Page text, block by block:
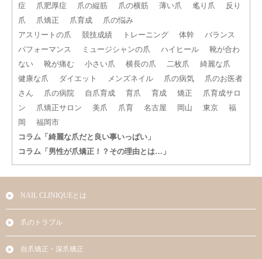
症
爪肥厚症 爪の縦筋 爪の横筋 薄い爪 毟り爪
反り
爪
爪矯正 爪育成
爪の悩み
アスリートの爪
競技成績 トレーニング 体幹
バランス
パフォーマンス
ミュージシャンの爪 ハイヒール
靴が合わ
ない
靴が痛む 小さい爪 横長の爪 二枚爪
綺麗な爪
健康な爪
ダイエット メンズネイル 爪の病気
爪のお医者
さん
爪の病院 自爪育成 育爪 育成 矯正
爪育成サロ
ン
爪矯正サロン 美爪 爪育 名古屋 岡山 東京
福
岡
福岡市
コラム「綺麗な爪だと良い事いっぱい」
コラム「男性が爪矯正！？その理由とは…」
NAIL CLINIQUEとは
爪のトラブル
自爪矯正・深爪矯正